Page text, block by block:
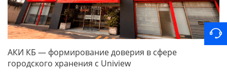
АКИ КБ — формирование доверия в сфере
городского хранения с Uniview